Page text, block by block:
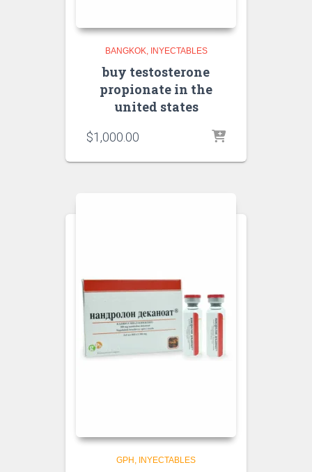
BANGKOK INYECTABLES
buy testosterone
propionate in the
united states
$1,000.00
GPH INYECTABLES